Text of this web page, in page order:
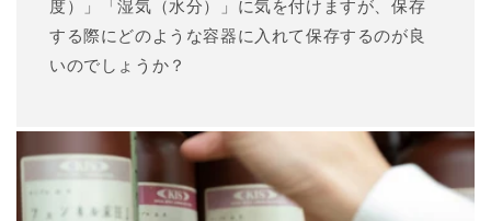
度）」「湿気（水分）」に気を付けますが、保存
する際にどのような容器に入れて保存するのが良
いのでしょうか？